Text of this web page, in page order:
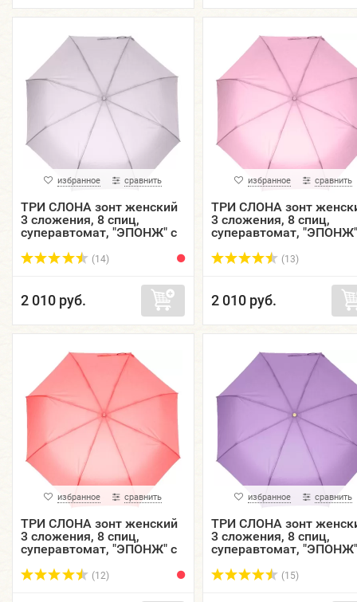
избранное сравнить
ТРИ СЛОНА зонт женский
3 сложения, 8 спиц,
суперавтомат, "ЭПОНЖ" с
рисунком, купол 96 см.
(14)
2 010 руб.
избранное сравнить
ТРИ СЛОНА зонт
3 сложения, 8 спиц,
суперавтомат,
рисунком, купол 96 см.
(13)
2 010 руб.
избранное сравнить
ТРИ СЛОНА зонт женский
3 сложения, 8 спиц,
суперавтомат, "ЭПОНЖ" с
рисунком, купол 96 см.
(12)
избранное сравнить
ТРИ СЛОНА зонт
3 сложения, 8 спиц,
суперавтомат,
рисунком, купол 96 см.
(15)